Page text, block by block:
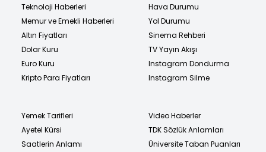
Teknoloji Haberleri
Memur ve Emekli Haberleri
Altın Fiyatları
Dolar Kuru
Euro Kuru
Kripto Para Fiyatları
Hava Durumu
Yol Durumu
Sinema Rehberi
TV Yayın Akışı
Instagram Dondurma
Instagram Silme
Yemek Tarifleri
Ayetel Kürsi
Saatlerin Anlamı
Video Haberler
TDK Sözlük Anlamları
Üniversite Taban Puanları